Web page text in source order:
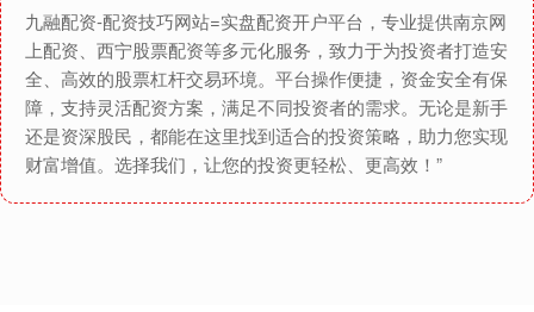
九融配资-配资技巧网站=实盘配资开户平台，专业提供南京网
上配资、西宁股票配资等多元化服务，致力于为投资者打造安
全、高效的股票杠杆交易环境。平台操作便捷，资金安全有保
障，支持灵活配资方案，满足不同投资者的需求。无论是新手
还是资深股民，都能在这里找到适合的投资策略，助力您实现
财富增值。选择我们，让您的投资更轻松、更高效！”